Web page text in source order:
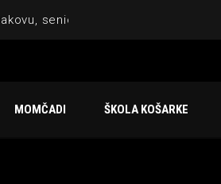
seniorska ekipa 3×3 osvojila
ekipu OBU Bison
MOMČADI ŠKOLA KOŠARKE